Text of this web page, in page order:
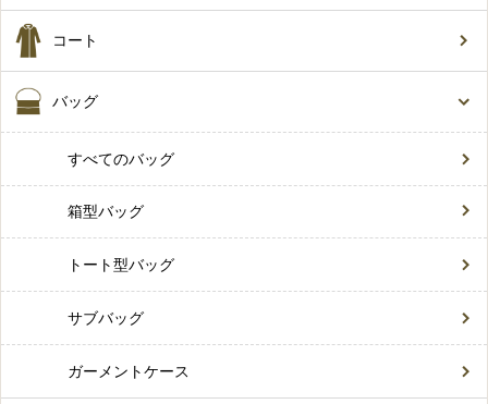
コート
バッグ
すべてのバッグ
箱型バッグ
トート型バッグ
サブバッグ
ガーメントケース